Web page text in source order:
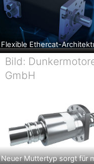
Flexible Ethercat-
Bild:
GmbH
Neuer Muttertyp sorgt für